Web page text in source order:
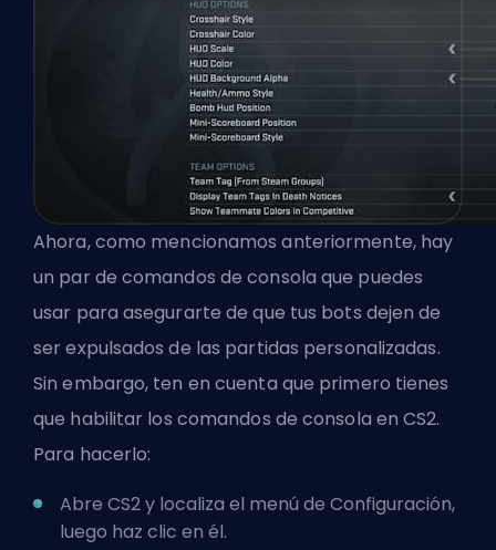
Ahora, como mencionamos anteriormente, hay
un par de comandos de consola que puedes
usar para asegurarte de que tus bots dejen de
ser expulsados de las partidas personalizadas.
Sin embargo, ten en cuenta que primero tienes
que habilitar los comandos de consola en CS2.
Para hacerlo:
Abre CS2 y localiza el menú de Configuración,
luego haz clic en él.